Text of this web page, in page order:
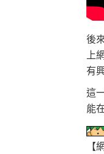
後
上
有
這
能